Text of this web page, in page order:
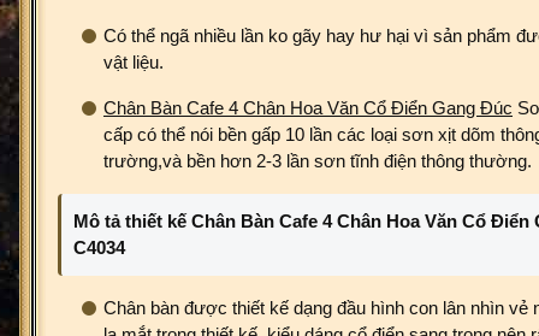
Có thể ngã nhiều lần ko gãy hay hư hại vì sản phẩm
vật liệu.
Chân Bàn Cafe 4 Chân Hoa Văn Cổ Điển Gang Đúc
cấp có thể nói bền gấp 10 lần các loại sơn xịt dõm
trường,và bền hơn 2-3 lần sơn tĩnh điện thông thường.
Mô tả thiết kế Chân Bàn Cafe 4 Chân Hoa Văn Cổ Điển
C4034
Chân bàn được thiết kế dạng đầu hình con lân nhìn vẻ